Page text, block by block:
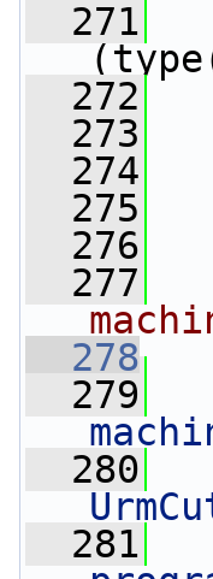
  271
  272
  273
  274
  275
  276
  277
  278
  279
  280
  281